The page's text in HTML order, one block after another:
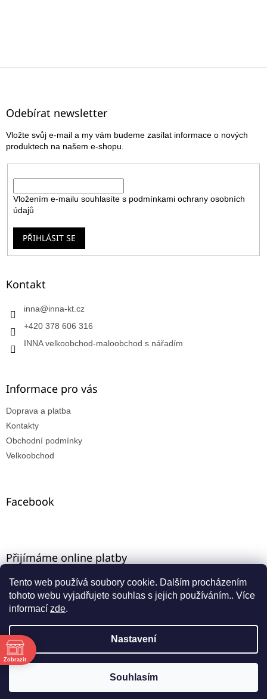
Tento web používá soubory cookie. Dalším procházením
tohoto webu vyjadřujete souhlas s jejich používáním.. Více
informací zde.
Nastavení
Souhlasím
Máte-li u nás VO registraci, zadejte e-mail ze starého e-
shopu a aktivujte přístup přes funkci "zapomenuté
Z
Odebírat newsletter
Vložte svůj e-mail a my vám budeme zasílat informace o nových
produktech na našem e-shopu.
Vložením e-mailu souhlasíte s podmínkami ochrany osobních
údajů
PŘIHLÁSIT SE
Kontakt
inna@inna-kt.cz
+420 378 606 316
INNA velkoobchod-maloobchod s nářadím
Informace pro vás
Doprava a platba
Kontakty
Obchodní podmínky
Velkoobchod
Facebook
Přijímáme online platby
Vytvořil Shoptet
INNA-KT . Všechna práva vyhrazena.
Zobrazit